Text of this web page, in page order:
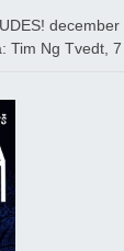
Tim Ng Tvedt,